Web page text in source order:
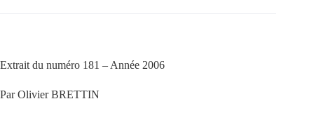
Extrait du numéro 181 – Année 2006
Par Olivier BRETTIN